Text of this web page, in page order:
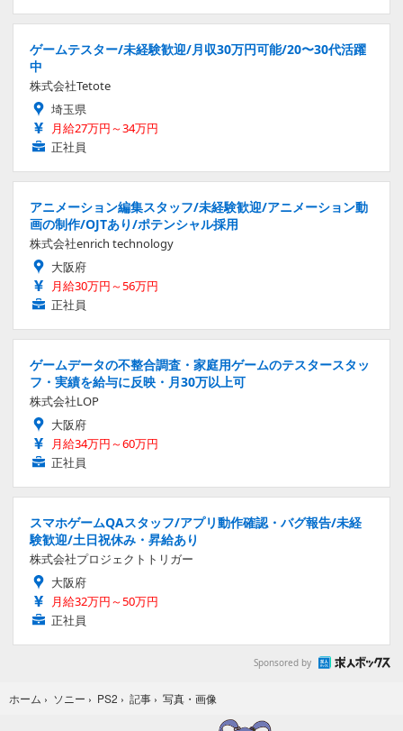
ゲームテスター/未経験歓迎/月収30万円可能/20〜30代活躍
中
株式会社Tetote
埼玉県
月給27万円～34万円
正社員
アニメーション編集スタッフ/未経験歓迎/アニメーション動
画の制作/OJTあり/ポテンシャル採用
株式会社enrich technology
大阪府
月給30万円～56万円
正社員
ゲームデータの不整合調査・家庭用ゲームのテスタースタッ
フ・実績を給与に反映・月30万以上可
株式会社LOP
大阪府
月給34万円～60万円
正社員
スマホゲームQAスタッフ/アプリ動作確認・バグ報告/未経
験歓迎/土日祝休み・昇給あり
株式会社プロジェクトトリガー
大阪府
月給32万円～50万円
正社員
Sponsored by
ホーム › ソニー › PS2 › 記事 › 写真・画像